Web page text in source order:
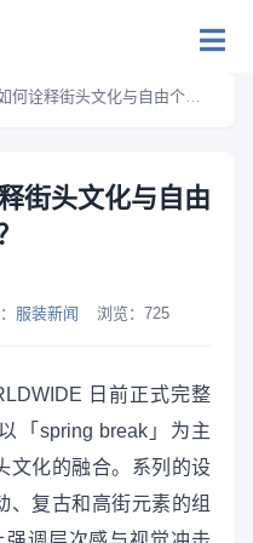
诠释街头文化与自由个性？
街头文化与自由
服装新闻 浏览： 725
日前正式完整
「spring break」为主
文化的融合。系列的设
、复古和高街元素的组